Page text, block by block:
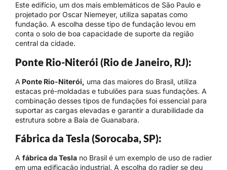
Este edifício, um dos mais emblemáticos de São Paulo e
projetado por Oscar Niemeyer, utiliza sapatas como
fundação. A escolha desse tipo de fundação levou em
conta o solo de boa capacidade de suporte da região
central da cidade.
Ponte Rio-Niterói (Rio de Janeiro, RJ):
A Ponte Rio-Niterói, uma das maiores do Brasil, utiliza
estacas pré-moldadas e tubulões para suas fundações. A
combinação desses tipos de fundações foi essencial para
suportar as cargas elevadas e garantir a durabilidade da
estrutura sobre a Baía de Guanabara.
Fábrica da Tesla (Sorocaba, SP):
A fábrica da Tesla no Brasil é um exemplo de uso de radier
em uma edificação industrial. A escolha do radier se deu